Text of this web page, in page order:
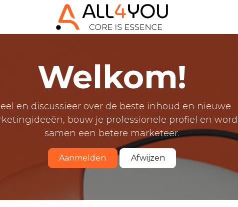
Welkom!
en discussieer over de beste inhoud en nieuwe
bouw je professionele profiel en
samen een betere marketeer.
Aanmelden Afwijzen